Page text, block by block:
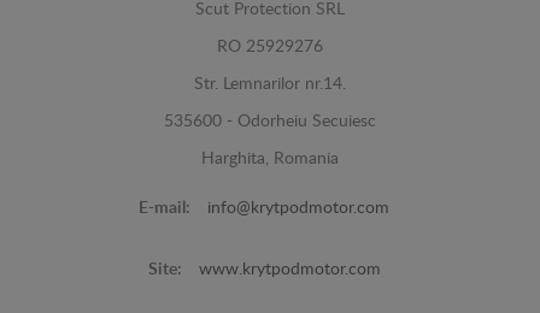
Scut Protection SRL
RO 25929276
Str. Lemnarilor nr.14.
535600 - Odorheiu Secuiesc
Harghita, Romania
E-mail: info@krytpodmotor.com
Site: www.krytpodmotor.com